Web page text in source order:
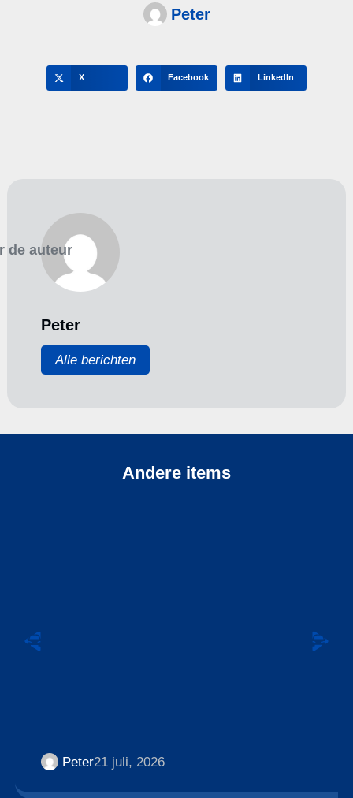
Peter
X Facebook LinkedIn
de auteur
Peter
Alle berichten
Andere items
Peter21 juli, 2026